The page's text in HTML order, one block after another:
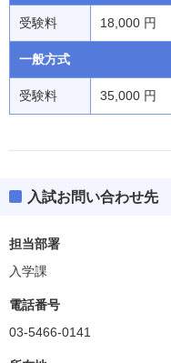
受験料 18,000 円
一般方式
受験料 35,000 円
入試お問い合わせ先
担当部署
入学課
電話番号
03-5466-0141